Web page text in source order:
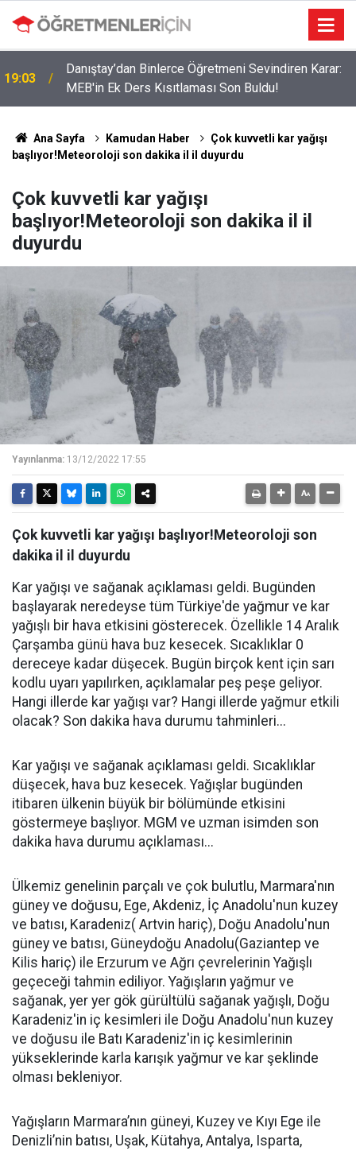
Danıştay’dan Binlerce Öğretmeni Sevindiren Karar:
MEB'in Ek Ders Kısıtlaması Son Buldu!
09:02 Okullara 30 Bin Güvenlik Personeli Alınıyor!
Ana Sayfa Kamudan Haber
Çok kuvvetli kar yağışı
başlıyor!Meteoroloji son dakika il il duyurdu
Çok kuvvetli kar yağışı
başlıyor!Meteoroloji son dakika il il
duyurdu
Yayınlanma: 13/12/2022 17:55
Çok kuvvetli kar yağışı başlıyor!Meteoroloji son
dakika il il duyurdu
Kar yağışı ve sağanak açıklaması geldi. Bugünden
başlayarak neredeyse tüm Türkiye'de yağmur ve kar
yağışlı bir hava etkisini gösterecek. Özellikle 14 Aralık
Çarşamba günü hava buz kesecek. Sıcaklıklar 0
dereceye kadar düşecek. Bugün birçok kent için sarı
kodlu uyarı yapılırken, açıklamalar peş peşe geliyor.
Hangi illerde kar yağışı var? Hangi illerde yağmur etkili
olacak? Son dakika hava durumu tahminleri...
Kar yağışı ve sağanak açıklaması geldi. Sıcaklıklar
düşecek, hava buz kesecek. Yağışlar bugünden
itibaren ülkenin büyük bir bölümünde etkisini
göstermeye başlıyor. MGM ve uzman isimden son
dakika hava durumu açıklaması...
Ülkemiz genelinin parçalı ve çok bulutlu, Marmara'nın
güney ve doğusu, Ege, Akdeniz, İç Anadolu'nun kuzey
ve batısı, Karadeniz( Artvin hariç), Doğu Anadolu'nun
güney ve batısı, Güneydoğu Anadolu(Gaziantep ve
Kilis hariç) ile Erzurum ve Ağrı çevrelerinin Yağışlı
geçeceği tahmin ediliyor. Yağışların yağmur ve
sağanak, yer yer gök gürültülü sağanak yağışlı, Doğu
Karadeniz'in iç kesimleri ile Doğu Anadolu'nun kuzey
ve doğusu ile Batı Karadeniz'in iç kesimlerinin
yükseklerinde karla karışık yağmur ve kar şeklinde
olması bekleniyor.
Yağışların Marmara’nın güneyi, Kuzey ve Kıyı Ege ile
Denizli’nin batısı, Uşak, Kütahya, Antalya, Isparta,